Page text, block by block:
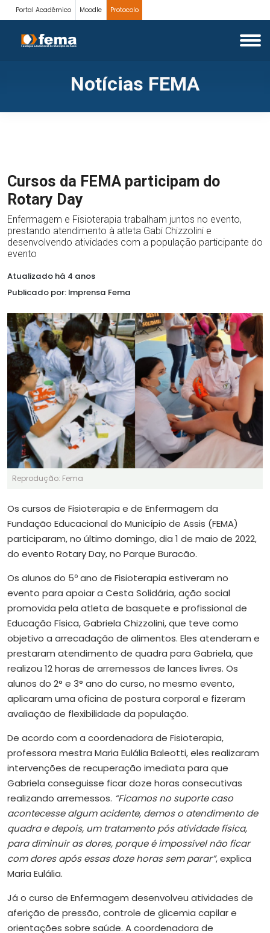
Portal Acadêmico Moodle Protocolo
Notícias FEMA
Cursos da FEMA participam do
Rotary Day
Enfermagem e Fisioterapia trabalham juntos no evento,
prestando atendimento à atleta Gabi Chizzolini e
desenvolvendo atividades com a população participante do
evento
Atualizado há 4 anos
Publicado por: Imprensa Fema
Reprodução: Fema
Os cursos de Fisioterapia e de Enfermagem da
Fundação Educacional do Município de Assis (FEMA)
participaram, no último domingo, dia 1 de maio de 2022,
do evento Rotary Day, no Parque Buracão.
Os alunos do 5º ano de Fisioterapia estiveram no
evento para apoiar a Cesta Solidária, ação social
promovida pela atleta de basquete e profissional de
Educação Física, Gabriela Chizzolini, que teve como
objetivo a arrecadação de alimentos. Eles atenderam e
prestaram atendimento de quadra para Gabriela, que
realizou 12 horas de arremessos de lances livres. Os
alunos do 2° e 3° ano do curso, no mesmo evento,
aplicaram uma oficina de postura corporal e fizeram
avaliação de flexibilidade da população.
De acordo com a coordenadora de Fisioterapia,
professora mestra Maria Eulália Baleotti, eles realizaram
intervenções de recuperação imediata para que
Gabriela conseguisse ficar doze horas consecutivas
realizando arremessos. “Ficamos no suporte caso
acontecesse algum acidente, demos o atendimento de
quadra e depois, um tratamento pós atividade física,
para diminuir as dores, porque é impossível não ficar
com dores após essas doze horas sem parar”, explica
Maria Eulália.
Já o curso de Enfermagem desenvolveu atividades de
aferição de pressão, controle de glicemia capilar e
orientações sobre saúde. A coordenadora de